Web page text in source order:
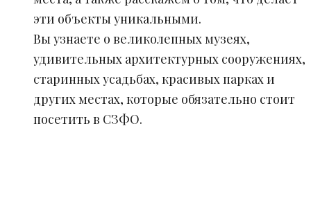
эти объекты уникальными.
Вы узнаете о великолепных музеях,
удивительных архитектурных сооружениях,
старинных усадьбах, красивых парках и
других местах, которые обязательно стоит
посетить в СЗФО.